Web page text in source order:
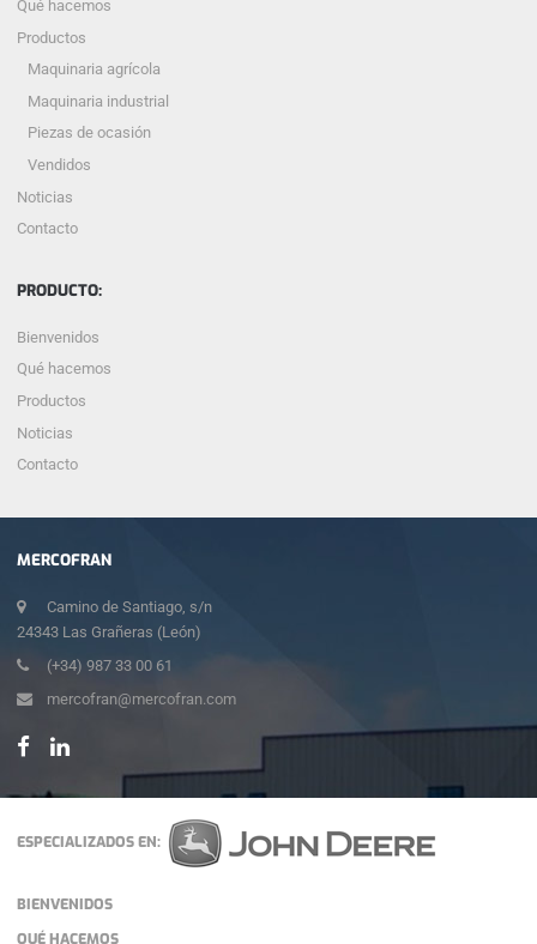
MERCOFRAN
Camino de Santiago, s/n
24343 Las Grañeras (León)
(+34) 987 33 00 61
mercofran@mercofran.com
Qué hacemos
Productos
Maquinaria agrícola
Maquinaria industrial
Piezas de ocasión
Vendidos
Noticias
Contacto
PRODUCTO:
Bienvenidos
Qué hacemos
Productos
Noticias
Contacto
ESPECIALIZADOS EN:
BIENVENIDOS
QUÉ HACEMOS